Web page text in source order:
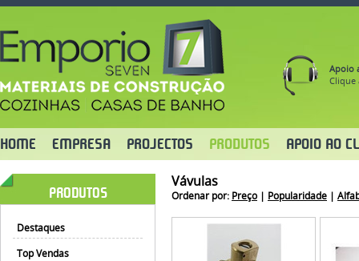
Apoio
Clique
HOME EMPRESA PROJECTOS PRODUTOS APOIO AO
PRODUTOS
Destaques
Top Vendas
Vávulas
Ordenar por: Preço | Popularidade |